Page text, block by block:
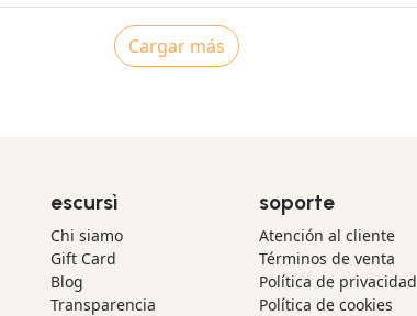
definitely recommend Escursi.
Cargar más
escursì
Chi siamo
Gift Card
Blog
Transparencia
soporte
Atención al cliente
Términos de venta
Política de privacidad
Política de cookies